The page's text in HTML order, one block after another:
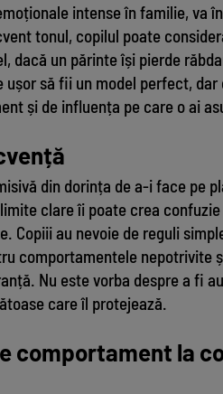
intense în familie, va
tonul, copilul poate
dacă un părinte își pierde
să fii un model perfect,
și de influența pe care o ai
din dorința de a-i face pe
clare îi poate crea
Copiii au nevoie de reguli
comportamentele nepotrivite
Nu este vorba despre a fi
care îl protejează.
comportament la